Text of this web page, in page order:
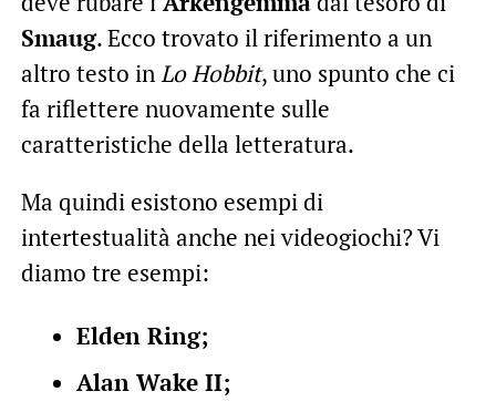
Smaug. Ecco trovato il riferimento a un
altro testo inLo Hobbit, uno spunto che ci
fa riflettere nuovamente sulle
caratteristiche della letteratura.
Ma quindi esistono esempi di
intertestualità anche nei videogiochi? Vi
diamo tre esempi:
Elden Ring;
Alan Wake II;